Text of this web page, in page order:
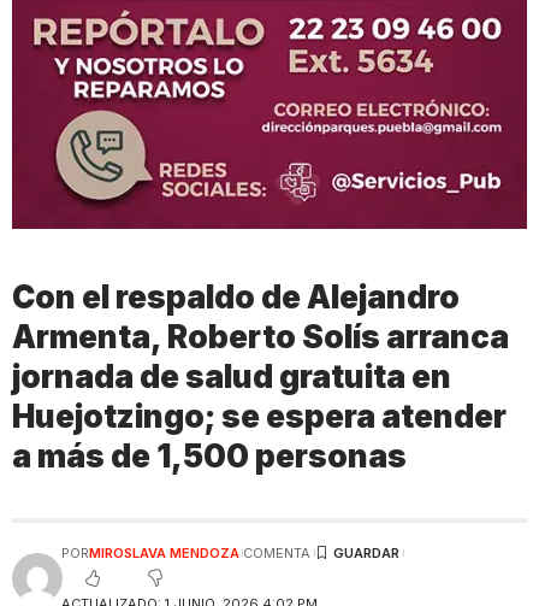
Con el respaldo de Alejandro
Armenta, Roberto Solís arranca
jornada de salud gratuita en
Huejotzingo; se espera atender
a más de 1,500 personas
PORMIROSLAVA MENDOZA COMENTA